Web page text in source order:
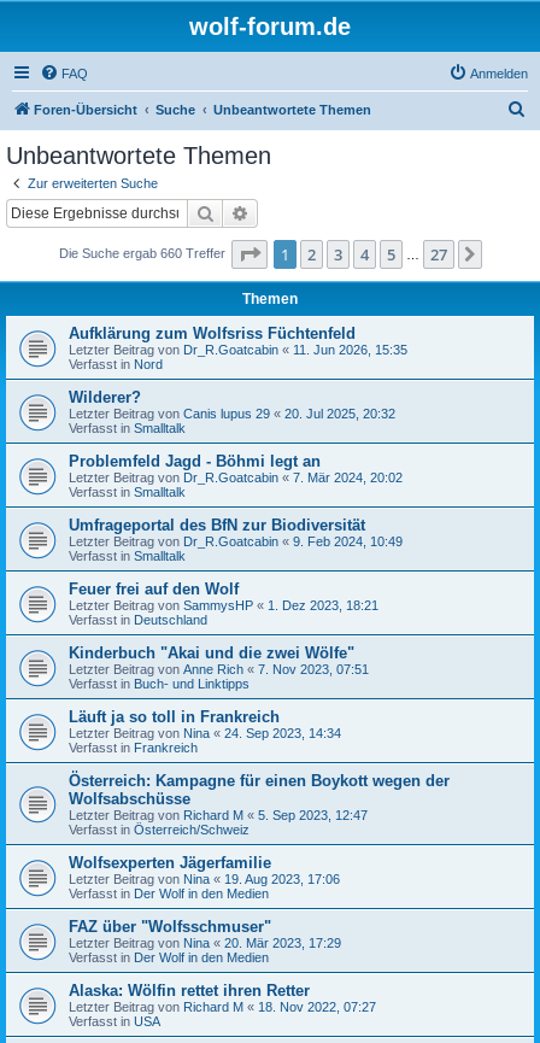
wolf-forum.de
FAQ Anmelden
Foren-Übersicht Suche Unbeantwortete Themen
Unbeantwortete Themen
Zur erweiterten Suche
Suche
Die Suche ergab 660 Treffer Seite 1von 27
1 2 3 4 5 27
Themen
Aufklärung zum Wolfsriss Füchtenfeld
Letzter Beitrag von Dr_R.Goatcabin « 11. Jun 2026, 15:35
Verfasst in Nord
Wilderer?
Letzter Beitrag von Canis lupus 29 « 20. Jul 2025, 20:32
Verfasst in Smalltalk
Problemfeld Jagd - Böhmi legt an
Letzter Beitrag von Dr_R.Goatcabin « 7. Mär 2024, 20:02
Verfasst in Smalltalk
Umfrageportal des BfN zur Biodiversität
Letzter Beitrag von Dr_R.Goatcabin « 9. Feb 2024, 10:49
Verfasst in Smalltalk
Feuer frei auf den Wolf
Letzter Beitrag von SammysHP « 1. Dez 2023, 18:21
Verfasst in Deutschland
Kinderbuch "Akai und die zwei Wölfe"
Letzter Beitrag von Anne Rich « 7. Nov 2023, 07:51
Verfasst in Buch- und Linktipps
Läuft ja so toll in Frankreich
Letzter Beitrag von Nina « 24. Sep 2023, 14:34
Verfasst in Frankreich
Österreich: Kampagne für einen Boykott wegen der
Wolfsabschüsse
Letzter Beitrag von Richard M « 5. Sep 2023, 12:47
Verfasst in Österreich/Schweiz
Wolfsexperten Jägerfamilie
Letzter Beitrag von Nina « 19. Aug 2023, 17:06
Verfasst in Der Wolf in den Medien
FAZ über "Wolfsschmuser"
Letzter Beitrag von Nina « 20. Mär 2023, 17:29
Verfasst in Der Wolf in den Medien
Alaska: Wölfin rettet ihren Retter
Letzter Beitrag von Richard M « 18. Nov 2022, 07:27
Verfasst in USA